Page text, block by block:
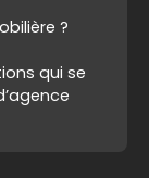
?
qui se